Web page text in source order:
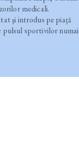
medicali.
şi introdus pe piaţă
pulsul sportivilor numai